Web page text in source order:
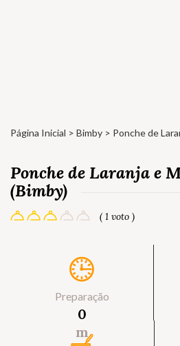
Página Inicial > Bimby > Ponche de
Ponche de Laranja e
(Bimby)
( 1 voto )
Preparação
0
m